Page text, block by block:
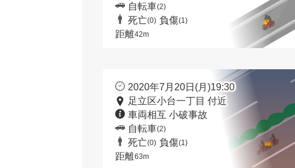
自転車(2)
死亡(0) 負傷(1)
距離42m
2020年7月20日(月)19:30
足立区小台一丁目 付近
車両相互 小破事故
自転車(2)
死亡(0) 負傷(1)
距離63m